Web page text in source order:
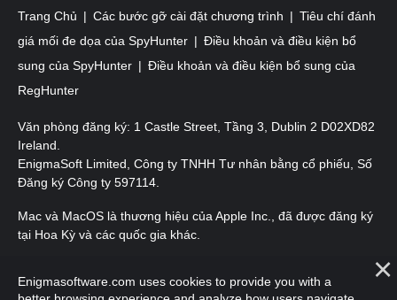
Trang Chủ Các bước gỡ cài đặt chương trình
Tiêu chí đánh
giá mối đe dọa của SpyHunter
Điều khoản và điều kiện bổ
sung của SpyHunter
Điều khoản và điều kiện bổ sung của
RegHunter
Văn phòng đăng ký: 1 Castle Street, Tầng 3, Dublin 2 D02XD82
Ireland.
EnigmaSoft Limited, Công ty TNHH Tư nhân bằng cổ phiếu, Số
Đăng ký Công ty 597114.
Mac và MacOS là thương hiệu của Apple Inc., đã được đăng ký
tại Hoa Kỳ và các quốc gia khác.
lưu.
Enigmasoftware.com uses cookies to provide you with a